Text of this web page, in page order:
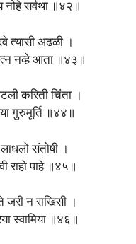
नोहे सर्वथा ॥४२॥
त्यासी अढळी ।
नव्हे आता ॥४३॥
करिती चिंता ।
गुरुमूर्ति ॥४४॥
संतोषी ।
राहो पाहे ॥४५॥
न राखिसी ।
स्वामिया ॥४६॥